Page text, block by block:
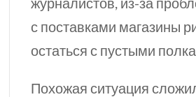
с поставками магазины
остаться с пустыми
Похожая ситуация